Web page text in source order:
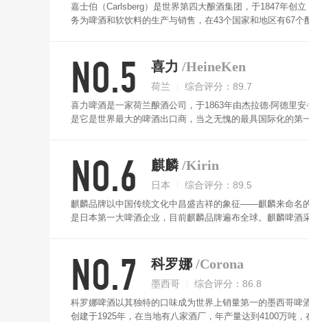
嘉士伯（Carlsberg）是世界第四大酿酒集团，于1847年创
务为啤酒和软饮料的生产与销售，在43个国家和地区有67
NO.5 喜力 /HeineKen
荷兰 综合评分：89.7
喜力啤酒是一家荷兰酿酒公司，于1863年由杰拉德‧阿德里
是它是世界最大的啤酒出口商，当之无愧的最具国际化的
NO.6 麒麟 /Kirin
日本 综合评分：89.5
麒麟品牌以中国传统文化中昌盛吉祥的象征——麒麟来命名
是日本第一大啤酒企业，目前麒麟品牌遍布全球。麒麟啤
NO.7 科罗娜 /Corona
墨西哥 综合评分：86.8
科罗娜啤酒以其独特的口味成为世界上销量第一的墨西哥啤
创建于1925年，在当地有八家酒厂，年产量达到4100万吨